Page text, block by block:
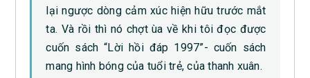
lại ngược dòng cảm xúc hiện hữu trước mắt
ta. Và rồi thì nó chợt ùa về khi tôi đọc được
cuốn sách “Lời hồi đáp 1997”- cuốn sách
mang hình bóng của tuổi trẻ, của thanh xuân.